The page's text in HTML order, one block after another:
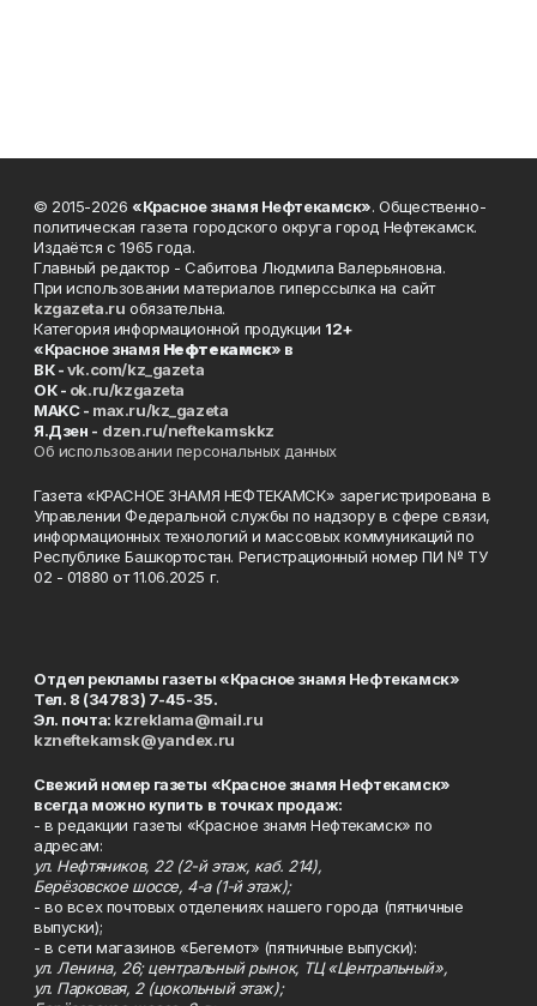
© 2015-2026 «Красное знамя Нефтекамск». Общественно-
политическая газета городского округа город Нефтекамск.
Издаётся с 1965 года.
Главный редактор - Сабитова Людмила Валерьяновна.
При использовании материалов гиперссылка на сайт
kzgazeta.ru обязательна.
Категория информационной продукции 12+
«Красное знамя Нефтекамск» в
ВК -vk.com/kz_gazeta
ОК - ok.ru/kzgazeta
MAKC - max.ru/kz_gazeta
Я.Дзен - dzen.ru/neftekamskkz
Об использовании персональных данных
Газета «КРАСНОЕ ЗНАМЯ НЕФТЕКАМСК» зарегистрирована в
Управлении Федеральной службы по надзору в сфере связи,
информационных технологий и массовых коммуникаций по
Республике Башкортостан. Регистрационный номер ПИ № ТУ
02 - 01880 от 11.06.2025 г.
Отдел рекламы газеты «Красное знамя Нефтекамск»
Тел. 8 (34783) 7-45-35.
Эл. почта: kzreklama@mail.ru
kzneftekamsk@yandex.ru
Свежий номер газеты «Красное знамя Нефтекамск»
всегда можно купить в точках продаж:
- в редакции газеты «Красное знамя Нефтекамск» по
адресам:
ул. Нефтяников, 22 (2-й этаж, каб. 214),
Берёзовское шоссе, 4-а (1-й этаж);
- во всех почтовых отделениях нашего города (пятничные
выпуски);
- в сети магазинов «Бегемот» (пятничные выпуски):
ул. Ленина, 26; центральный рынок, ТЦ «Центральный»,
ул. Парковая, 2 (цокольный этаж);